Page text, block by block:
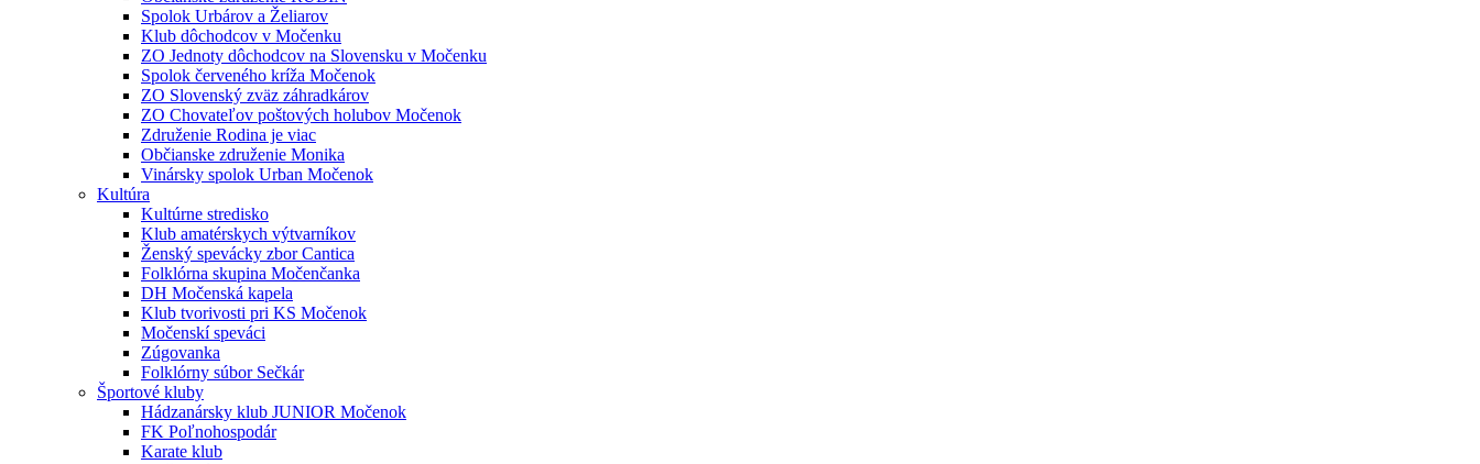
Spolok Urbárov a Želiarov
Klub dôchodcov v Močenku
ZO Jednoty dôchodcov na Slovensku v Močenku
Spolok červeného kríža Močenok
ZO Slovenský zväz záhradkárov
ZO Chovateľov poštových holubov Močenok
Združenie Rodina je viac
Občianske združenie Monika
Vinársky spolok Urban Močenok
Kultúra
Kultúrne stredisko
Klub amatérskych výtvarníkov
Ženský spevácky zbor Cantica
Folklórna skupina Močenčanka
DH Močenská kapela
Klub tvorivosti pri KS Močenok
Močenskí speváci
Zúgovanka
Folklórny súbor Sečkár
Športové kluby
Hádzanársky klub JUNIOR Močenok
FK Poľnohospodár
Karate klub